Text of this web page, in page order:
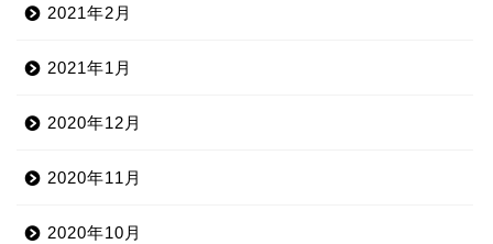
2021年2月
2021年1月
2020年12月
2020年11月
2020年10月